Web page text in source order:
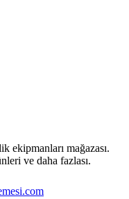
ekipmanları mağazası.
ve daha fazlası.